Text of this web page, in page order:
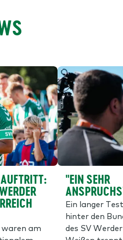
L
Z
waren am
"EIN SEHR
Ein langer
hinter den
des SV